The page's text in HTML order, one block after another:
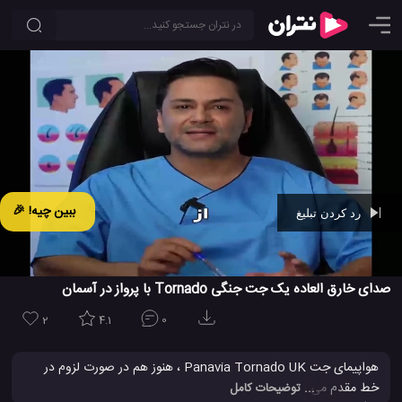
ببین چیه! 🎉 رد کردن تبلیغ
Ad -00:47
صدای خارق العاده یک جت جنگی Tornado با پرواز در آسمان
2 4.1 0
هواپیمای جت Panavia Tornado UK ، هنوز هم در صورت لزوم در
... توضیحات کامل